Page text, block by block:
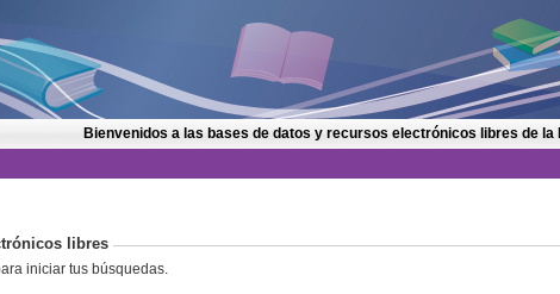
Bienvenidos a las bases de datos y recursos electrónicos libres de
libres
iniciar tus búsquedas.